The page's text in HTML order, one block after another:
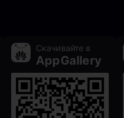
Скачивайте в
AppGallery